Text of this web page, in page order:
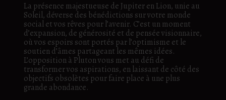
La présence majestueuse de Jupiter en Lion, unie au
Soleil, déverse des bénédictions sur votre monde
social et vos rêves pour l’avenir. C’est un moment
d’expansion, de générosité et de pensée visionnaire,
où vos espoirs sont portés par l’optimisme et le
soutien d’âmes partageant les mêmes idées.
L’opposition à Pluton vous met au défi de
transformer vos aspirations, en laissant de côté des
objectifs obsolètes pour faire place à une plus
grande abondance.